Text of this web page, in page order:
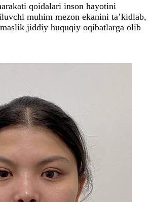
qoidalari inson hayotini
muhim mezon ekanini ta’kidlab,
jiddiy huquqiy oqibatlarga olib